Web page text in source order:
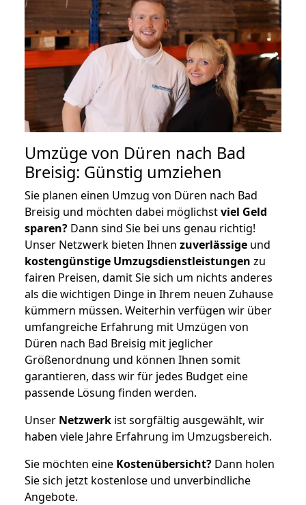
Umzüge von Düren nach Bad
Breisig: Günstig umziehen
Sie planen einen Umzug von Düren nach Bad
Breisig und möchten dabei möglichstviel Geld
sparen? Dann sind Sie bei uns genau richtig!
Unser Netzwerk bieten Ihnen zuverlässige und
kostengünstige Umzugsdienstleistungen zu
fairen Preisen, damit Sie sich um nichts anderes
als die wichtigen Dinge in Ihrem neuen Zuhause
kümmern müssen. Weiterhin verfügen wir über
umfangreiche Erfahrung mit Umzügen von
Düren nach Bad Breisig mit jeglicher
Größenordnung und können Ihnen somit
garantieren, dass wir für jedes Budget eine
passende Lösung finden werden.
Unser Netzwerk ist sorgfältig ausgewählt, wir
haben viele Jahre Erfahrung im Umzugsbereich.
Sie möchten eine Kostenübersicht? Dann holen
Sie sich jetzt kostenlose und unverbindliche
Angebote.